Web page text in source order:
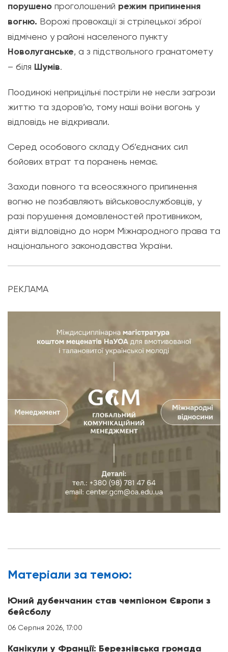
порушено проголошений режим припинення
вогню. Ворожі провокації зі стрілецької зброї
відмічено у районі населеного пункту
Новолуганське, а з підствольного гранатомету
– біля Шумів.
Поодинокі неприцільні постріли не несли загрози
життю та здоров’ю, тому наші воїни вогонь у
відповідь не відкривали.
Серед особового складу Об’єднаних сил
бойових втрат та поранень немає.
Заходи повного та всеосяжного припинення
вогню не позбавляють військовослужбовців, у
разі порушення домовленостей противником,
діяти відповідно до норм Міжнародного права та
національного законодавства України.
РЕКЛАМА
Матерiали за темою:
Юний дубенчанин став чемпіоном Європи з
бейсболу
06 Серпня 2026, 17:00
Канікули у Франції: Березнівська громада